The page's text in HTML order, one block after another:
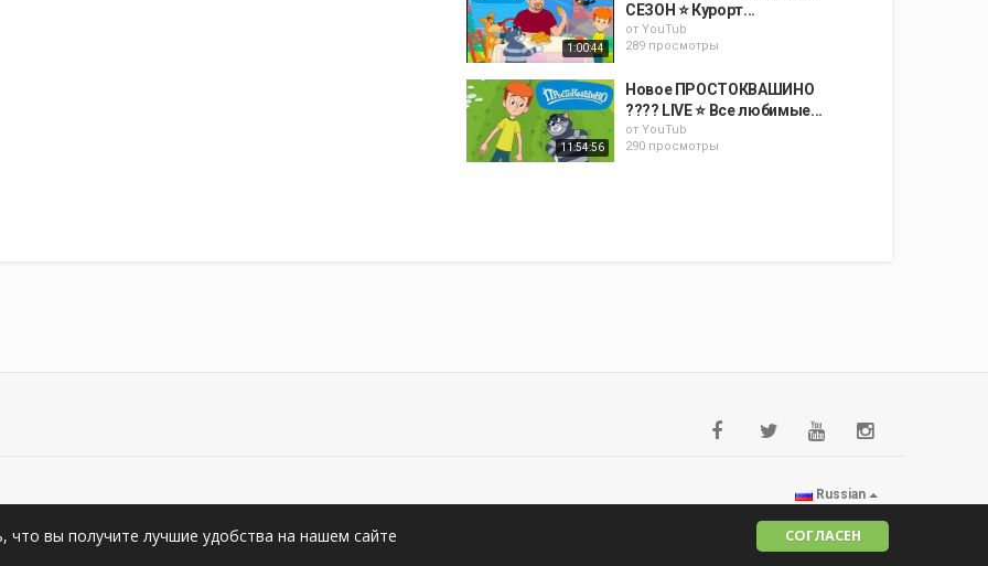
СОГЛАСЕН
что вы получите лучшие удобства на нашем сайтe
1:00:44
СЕЗОН ⭐ Курорт...
от YouTub
289 просмотры
11:54:56
Новое ПРОСТОКВАШИНО
???? LIVE ⭐ Все любимые...
от YouTub
290 просмотры
Russian